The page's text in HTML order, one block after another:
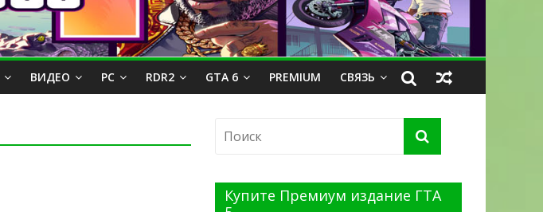
ВИДЕО PC RDR2 GTA 6 PREMIUM СВЯЗЬ
Купите Премиум издание ГТА